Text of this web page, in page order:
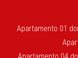
Apartamento 01